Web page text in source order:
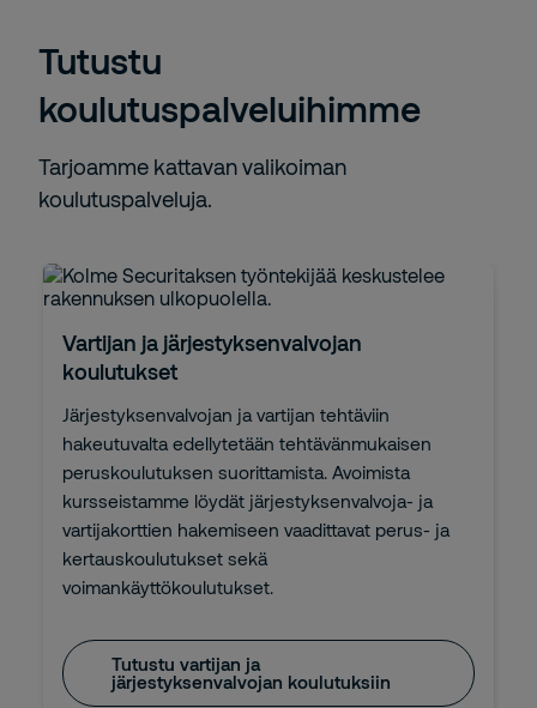
Tutustu
koulutuspalveluihimme
Tarjoamme kattavan valikoiman
koulutuspalveluja.
Vartijan ja järjestyksenvalvojan
koulutukset
Järjestyksenvalvojan ja vartijan tehtäviin
hakeutuvalta edellytetään tehtävänmukaisen
peruskoulutuksen suorittamista. Avoimista
kursseistamme löydät järjestyksenvalvoja- ja
vartijakorttien hakemiseen vaadittavat perus- ja
kertauskoulutukset sekä
voimankäyttökoulutukset.
Tutustu vartijan ja
järjestyksenvalvojan koulutuksiin